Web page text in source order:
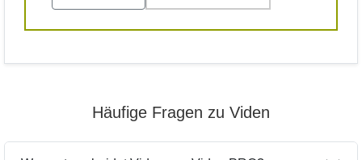
Häufige Fragen zu Viden